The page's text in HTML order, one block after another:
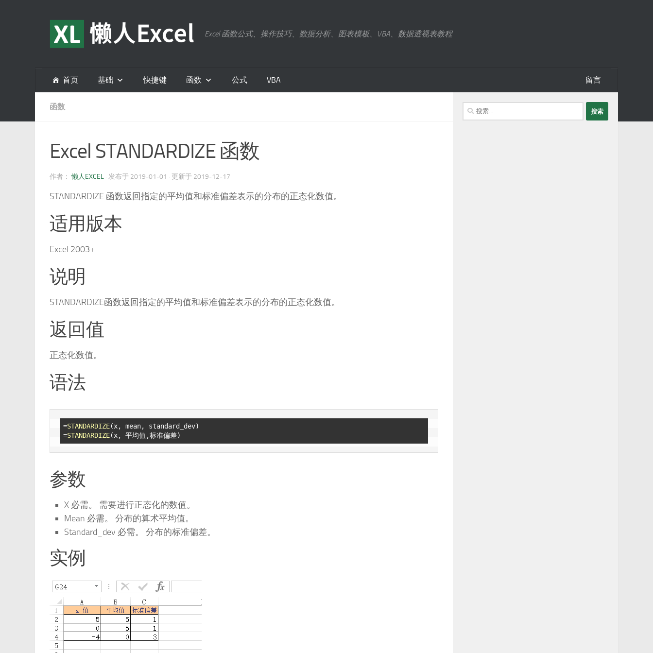
Excel 函数公式、操作技巧、数据分析、图表模板、VBA、数据透视表教程
首页 基础 快捷键 函数 公式 VBA 留言
函数
Excel STANDARDIZE 函数
作者：懒人EXCEL · 发布于 2019-01-01 · 更新于 2019-12-17
STANDARDIZE 函数返回指定的平均值和标准偏差表示的分布的正态化数值。
适用版本
Excel 2003+
说明
STANDARDIZE函数返回指定的平均值和标准偏差表示的分布的正态化数值。
返回值
正态化数值。
语法
=STANDARDIZE(x, mean, standard_dev)
=STANDARDIZE
参数
X 必需。 需要进行正态化的数值。
Mean 必需。 分布的算术平均值。
Standard_dev 必需。 分布的标准偏差。
实例
搜
索：